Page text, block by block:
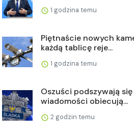
1 godzina temu
Piętnaście nowych
każdą tablicę reje...
1 godzina temu
Oszuści podszywają się
wiadomości obiecują...
2 godzin temu